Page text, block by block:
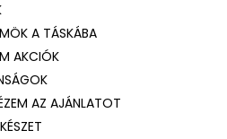
A TÁSKÁBA
AKCIÓK
AZ AJÁNLATOT